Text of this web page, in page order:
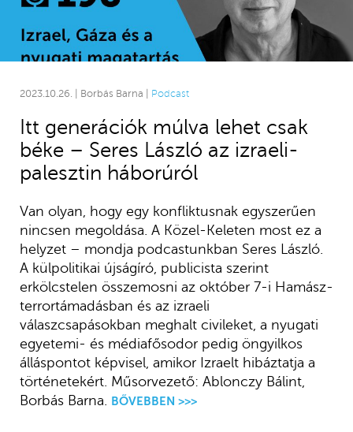
2023.10.26. | Borbás Barna | Podcast
Itt generációk múlva lehet csak
béke – Seres László az izraeli-
palesztin háborúról
Van olyan, hogy egy konfliktusnak egyszerűen
nincsen megoldása. A Közel-Keleten most ez a
helyzet – mondja podcastunkban Seres László.
A külpolitikai újságíró, publicista szerint
erkölcstelen összemosni az október 7-i Hamász-
terrortámadásban és az izraeli
válaszcsapásokban meghalt civileket, a nyugati
egyetemi- és médiafősodor pedig öngyilkos
álláspontot képvisel, amikor Izraelt hibáztatja a
történetekért. Műsorvezető: Ablonczy Bálint,
Borbás Barna. BŐVEBBEN >>>